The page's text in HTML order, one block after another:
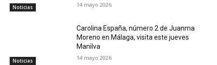
Noticias 14 mayo 2026
Noticias
Carolina España, número 2 de Juanma
Moreno en Málaga, visita este jueves
Manilva
14 mayo 2026